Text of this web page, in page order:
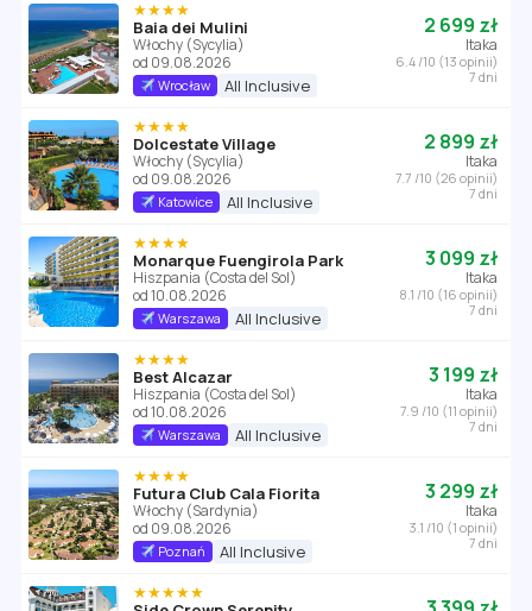
★★★★
Baia dei Mulini
Włochy (Sycylia)
od 09.08.2026
Wrocław All Inclusive
2 699 zł
Itaka
6.4 /10 (13 opinii)
7 dni
★★★★
Dolcestate Village
Włochy (Sycylia)
od 09.08.2026
Katowice All Inclusive
2 899 zł
Itaka
7.7 /10 (26 opinii)
7 dni
★★★★
Monarque Fuengirola Park
Hiszpania (Costa del Sol)
od 10.08.2026
Warszawa All Inclusive
3 099 zł
Itaka
8.1 /10 (16 opinii)
7 dni
★★★★
Best Alcazar
Hiszpania (Costa del Sol)
od 10.08.2026
Warszawa All Inclusive
3 199 zł
Itaka
7.9 /10 (11 opinii)
7 dni
★★★★
Futura Club Cala Fiorita
Włochy (Sardynia)
od 09.08.2026
Poznań All Inclusive
3 299 zł
Itaka
3.1 /10 (1 opinii)
7 dni
★★★★★